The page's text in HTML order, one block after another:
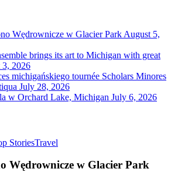
Wędrownicze w Glacier Park August 5,
brings its art to Michigan with great
3, 2026
michigańskiego tournée Scholars Minores
July 28, 2026
w Orchard Lake, Michigan July 6, 2026
StoriesTravel
Wędrownicze w Glacier Park